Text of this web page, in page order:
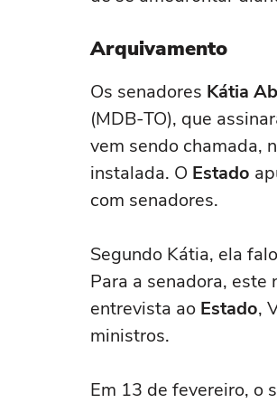
Arquivamento
Os senadores Kátia
(MDB-TO), que
vem sendo chamada,
instalada. O Estado
com senadores.
Segundo Kátia, ela
Para a senadora, este
entrevista ao Estado,
ministros.
Em 13 de fevereiro, o